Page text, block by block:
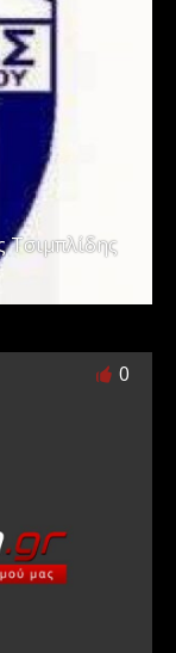
Τσιμπλίδης
0